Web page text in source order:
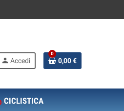
person Accedi
0
0,00 €
CICLISTICA